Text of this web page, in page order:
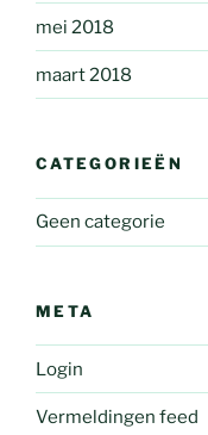
mei 2018
maart 2018
CATEGORIEËN
Geen categorie
META
Login
Vermeldingen feed